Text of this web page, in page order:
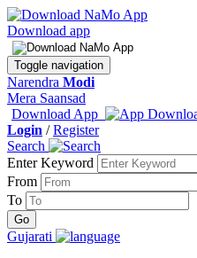
Download app
Toggle navigation
Narendra Modi
Mera Saansad
Download App
Login /Register
Search
Enter Keyword
From
To
Gujarati